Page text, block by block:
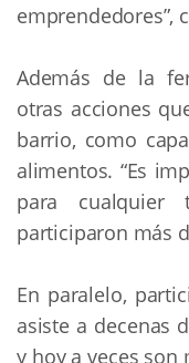
emprendedores”,
Además de la
otras acciones
barrio, como
alimentos. “Es
para cualquier
participaron más
En paralelo,
asiste a decenas
y hoy a veces son